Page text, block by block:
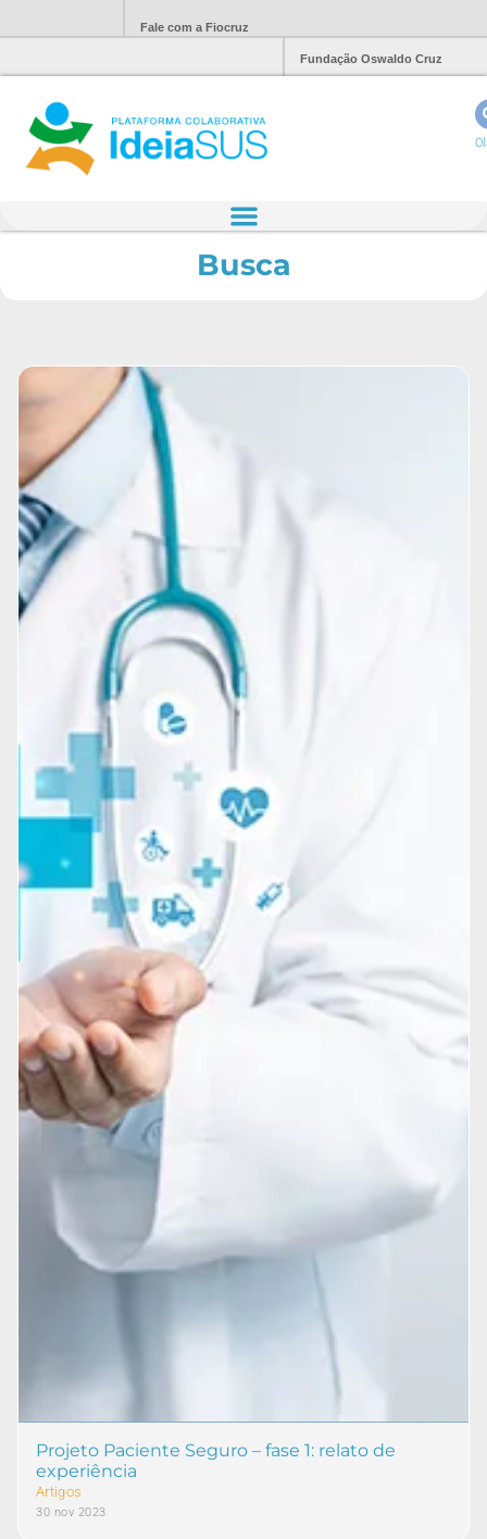
Fale com a Fiocruz
Fundação Oswaldo Cruz
Busca
Projeto Paciente Seguro – fase 1: relato de
experiência
Artigos
30 nov 2023